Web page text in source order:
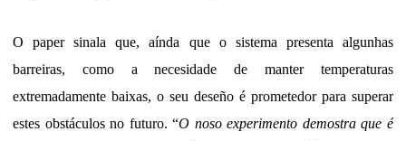
O paper sinala que, aínda que o sistema presenta algunhas
barreiras, como a necesidade de manter temperaturas
extremadamente baixas, o seu deseño é prometedor para superar
estes obstáculos no futuro. “O noso experimento demostra que é